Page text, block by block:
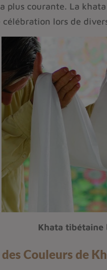
plus courante. La
lors de
Khata tibétaine
Couleurs de